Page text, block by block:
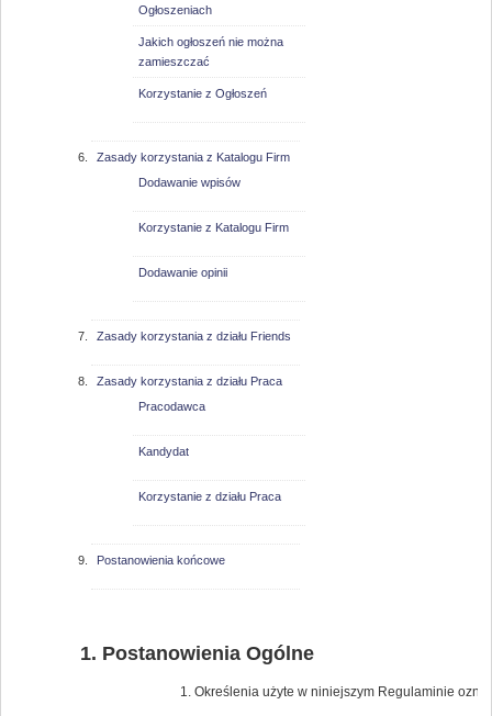
Ogłoszeniach
Jakich ogłoszeń nie można
zamieszczać
Korzystanie z Ogłoszeń
Zasady korzystania z Katalogu Firm
Dodawanie wpisów
Korzystanie z Katalogu Firm
Dodawanie opinii
Zasady korzystania z działu Friends
Zasady korzystania z działu Praca
Pracodawca
Kandydat
Korzystanie z działu Praca
Postanowienia końcowe
Postanowienia Ogólne
Określenia użyte w niniejszym Regulaminie